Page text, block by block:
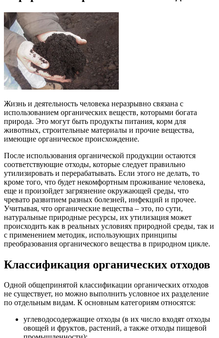
Жизнь и деятельность человека неразрывно связана с
использованием органических веществ, которыми богата
природа. Это могут быть продукты питания, корм для
животных, строительные материалы и прочие вещества,
имеющие органическое происхождение.
После использования органической продукции остаются
соответствующие отходы, которые следует правильно
утилизировать и перерабатывать. Если этого не делать, то
кроме того, что будет некомфортным проживание человека,
еще и произойдет загрязнение окружающей среды, что
чревато развитием разных болезней, инфекций и прочее.
Учитывая, что органические вещества – это, по сути,
натуральные природные ресурсы, их утилизация может
происходить как в реальных условиях природной среды, так и
с применением методик, использующих принципы
преобразования органического вещества в природном цикле.
Классификация органических отходов
Одной общепринятой классификации органических отходов
не существует, но можно выполнить условное их разделение
по отдельным видам. К основным категориям относятся:
углеводосодержащие отходы (в их число входят отходы
овощей и фруктов, растений, а также отходы пищевой